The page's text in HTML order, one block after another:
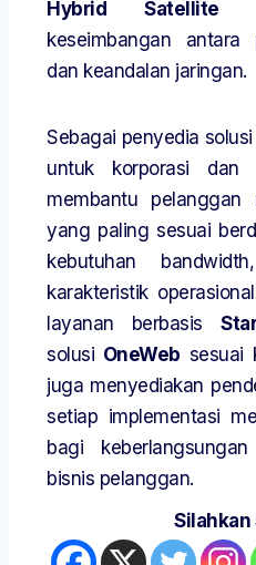
Hybrid Satellite
keseimbangan antara
dan keandalan jaringan.
Sebagai penyedia solusi
untuk korporasi dan
membantu pelanggan
yang paling sesuai
kebutuhan
karakteristik
layanan berbasis
solusi OneWeb sesuai
juga menyediakan
setiap implementasi
bagi
bisnis pelanggan.
Silahkan